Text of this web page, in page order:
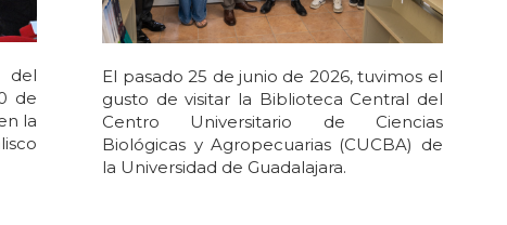
del
de
la
El pasado 25 de junio de 2026, tuvimos el
gusto de visitar la Biblioteca Central del
Centro Universitario de Ciencias
Biológicas y Agropecuarias (CUCBA) de
la Universidad de Guadalajara.